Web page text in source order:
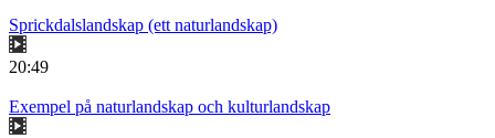
Sprickdalslandskap (ett naturlandskap)
20:49
Exempel på naturlandskap och kulturlandskap